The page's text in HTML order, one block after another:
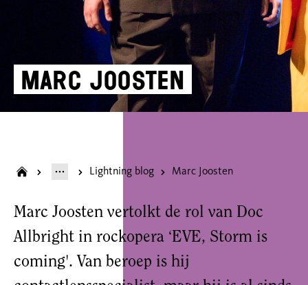
Marc Joosten
Lightning blog Marc Joosten
Marc Joosten vertolkt de rol van Doc
Allbright in rockopera ‘EVE, Storm is
coming'. Van beroep is hij